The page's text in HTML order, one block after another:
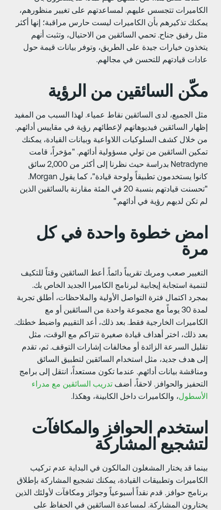
تتجسس عليهم. لمساعدتهم على تغيير منظورهم،
تذكيرهم بأن الكاميرات ليست حارس مراقبة؛ إنها أكثر
رفيق جناح. تحمي السائقين من الاحتيال، وتثبت أنهم
خيارات جيدة على الطريق، وتوفر بيانات قيمة حول
قيادتهم للتحسن في مجالهم.
السائقين من الرؤية
الجميع، لدى السائقين نقاط عمياء. لهذا السبب من المفيد
السائقين فيديوهاتهم لإعطائهم رؤية في مقاييس أدائهم.
خلال كشف السلوكيات اللاواعية وبيانات القيادة، يمكنك
السائقين من تولي مسؤولية أدائهم. "مؤخراً، قامت
Netradyne بدراسة حيث نظرنا إلى أكثر من 2,000 سائق
كانوا يستخدمون تطبيقاً ولوحة قيادة"، كما يقول Morgan.
"تحسنت قيادتهم بنسبة 20 في المئة مقارنة بالسائقين الذين
تكن لديهم رؤية في أدائهم."
خطوة واحدة في كل
صعب ومربك تقريباً دائماً. أعط السائقين وقتاً للتكيف
استجابة إيجابية لبرنامج الكاميرا الجديد الخاص بك.
اكتمال فترة التواصل الأولية والملاحظات، أطلق تجربة
لمدة 30 يوماً مع مجموعة واحدة من السائقين أو مع
الخارجية فقط. بعد ذلك، أعد التقييم واضبط خطتك.
ذلك، اختر أهداف قيادة صغيرة تتراكم مع الوقت، مثل
السرعة الزائدة أو مخالفات إشارات التوقف. ثم، تقدم
هدف جديد، مثل استخدام السائقين لتطبيق السائق
بيانات أدائهم. عندما تكون مستعداً، انتقل إلى برامج
والحوافز. لاحقاً، أضفتدريب السائقين مع مدراء
، والكاميرات داخل الكابينة، وهكذا.
الحوافز والمكافآت
المشاركة
قد يختار المشغلون المالكون في البداية عدم تركيب
وتطبيقات القيادة، يمكنك تشجيع المشاركة بإطلاق
حوافز. قدم نقداً أسبوعياً وجوائز ومكافآت لأولئك الذين
المشاركة. لمساعدة السائقين في الحفاظ على